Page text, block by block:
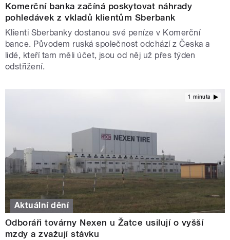
Komerční banka začíná poskytovat náhrady
pohledávek z vkladů klientům Sberbank
Klienti Sberbanky dostanou své peníze v Komerční
bance. Původem ruská společnost odchází z Česka a
lidé, kteří tam měli účet, jsou od něj už přes týden
odstřižení.
1 minuta
Aktuální dění
Odboráři továrny Nexen u Žatce usilují o vyšší
mzdy a zvažují stávku